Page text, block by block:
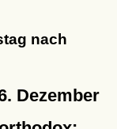
nach
Dezember